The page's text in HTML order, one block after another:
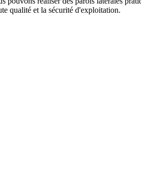
qualité et la sécurité d'exploitation.